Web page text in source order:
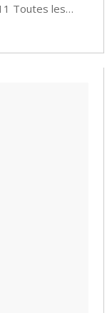
Toutes les…